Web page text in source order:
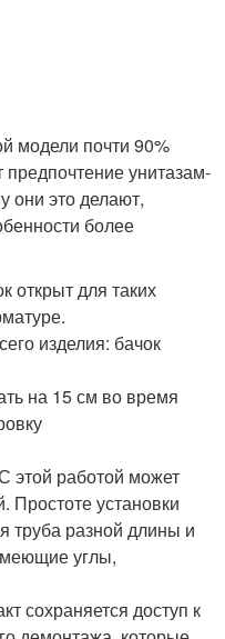
модели почти 90%
унитазам-
они это делают,
более
открыт для таких
изделия: бачок
на 15 см во время
этой работой может
установки
труба разной длины и
углы,
сохраняется доступ к